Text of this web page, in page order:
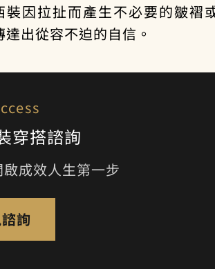
因拉扯而產生不必要的皺褶
出從容不迫的自信。
穿搭諮詢
成效人生第一步
詢